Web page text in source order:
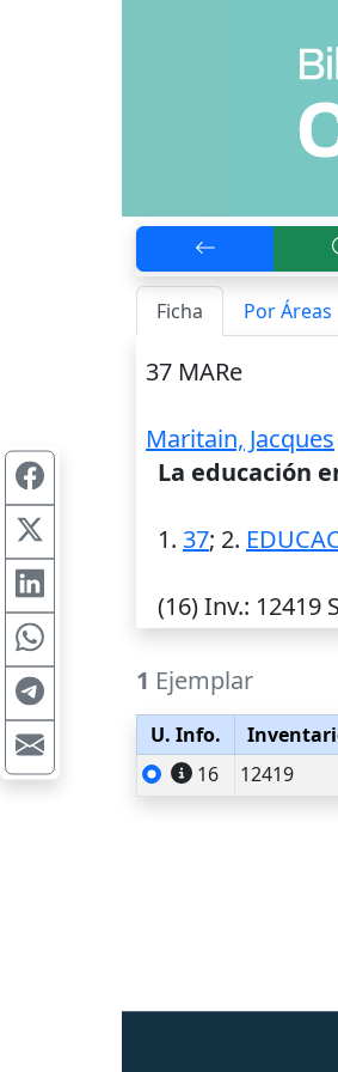
Ficha Por Áreas
37 MARe
Maritain, Jacques
La educación
1. 37; 2.
(16)Inv.: 12419
1 Ejemplar
U. Info.
16
12419